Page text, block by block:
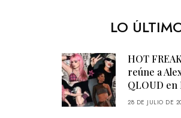
LO
HOT
reúne a
QLOUD en
28 DE JULIO DE